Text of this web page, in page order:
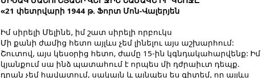
«21 փետրվարի 1944 թ. Ֆորտ Մոն-Վալերյեն
Իմ սիրելի Մելինե, իմ շատ սիրելի որբուկս
Մի քանի ժամից հետո այլևս չեմ լինելու այս աշխարհում:
Շուտով, այս կեսօրից հետո, ժամը 15-ին կգնդակահարվենք: Իմ
կյանքում սա ինձ պատահում է որպես մի դժրաիւտ դեպք.
դրան չեմ հավատում, սակայն և այնպես ես գիտեմ, որ այլևս